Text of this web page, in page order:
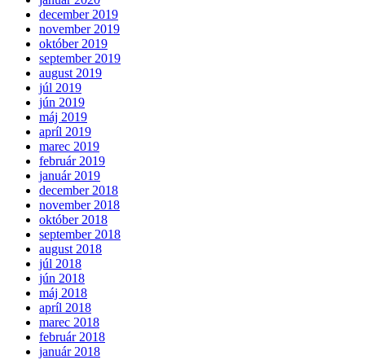
december 2019
november 2019
október 2019
september 2019
august 2019
júl 2019
jún 2019
máj 2019
apríl 2019
marec 2019
február 2019
január 2019
december 2018
november 2018
október 2018
september 2018
august 2018
júl 2018
jún 2018
máj 2018
apríl 2018
marec 2018
február 2018
január 2018